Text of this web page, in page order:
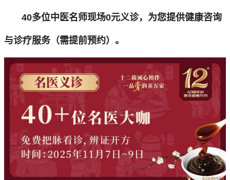
40多位中医名师现场0元义诊，为您提供健康咨询
与诊疗服务（需提前预约）。